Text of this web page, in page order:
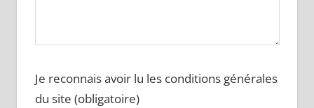
Je reconnais avoir lu les conditions générales
du site (obligatoire)